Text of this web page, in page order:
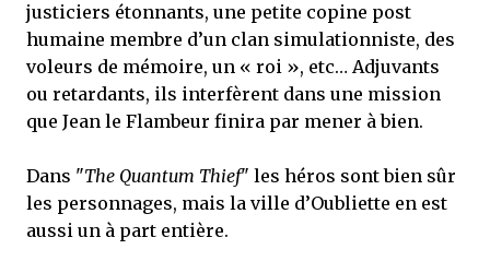
justiciers étonnants, une petite copine post
humaine membre d’un clan simulationniste, des
voleurs de mémoire, un « roi », etc… Adjuvants
ou retardants, ils interfèrent dans une mission
que Jean le Flambeur finira par mener à bien.
Dans "The Quantum Thief" les héros sont bien sûr
les personnages, mais la ville d’Oubliette en est
aussi un à part entière.